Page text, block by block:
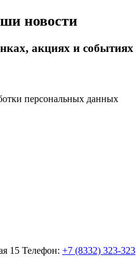
новости
акциях и событиях
персональных данных
15 Телефон: +7 (8332) 323-323